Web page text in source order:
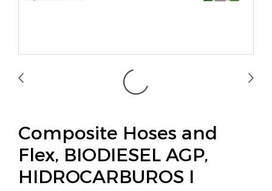
Composite Hoses and
Flex, BIODIESEL AGP,
HIDROCARBUROS I